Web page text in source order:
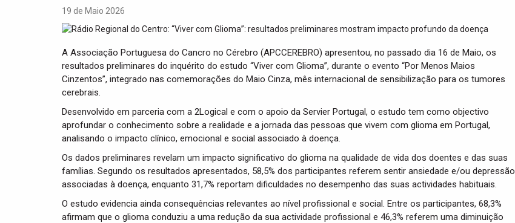
19 de Maio 2026
A Associação Portuguesa do Cancro no Cérebro (APCCEREBRO) apresentou, no passado dia 16 de Maio, os
resultados preliminares do inquérito do estudo “Viver com Glioma”, durante o evento “Por Menos Maios
Cinzentos”, integrado nas comemorações do Maio Cinza, mês internacional de sensibilização para os tumores
cerebrais.
Desenvolvido em parceria com a 2Logical e com o apoio da Servier Portugal, o estudo tem como objectivo
aprofundar o conhecimento sobre a realidade e a jornada das pessoas que vivem com glioma em Portugal,
analisando o impacto clínico, emocional e social associado à doença.
Os dados preliminares revelam um impacto significativo do glioma na qualidade de vida dos doentes e das suas
famílias. Segundo os resultados apresentados, 58,5% dos participantes referem sentir ansiedade e/ou depressão
associadas à doença, enquanto 31,7% reportam dificuldades no desempenho das suas actividades habituais.
O estudo evidencia ainda consequências relevantes ao nível profissional e social. Entre os participantes, 68,3%
afirmam que o glioma conduziu a uma redução da sua actividade profissional e 46,3% referem uma diminuição